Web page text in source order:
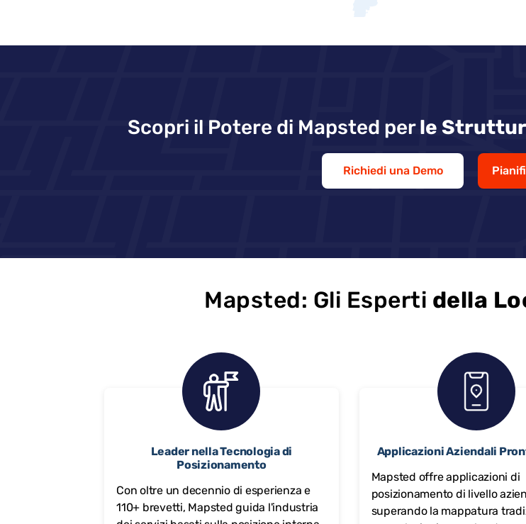
Scopri il Potere di Mapsted per le
Richiedi una Demo
Mapsted: Gli Esperti della
Leader nella Tecnologia di
Posizionamento
Con oltre un decennio di esperienza e
110+ brevetti, Mapsted guida l'industria
Applicazioni Aziendali
Mapsted offre applicazioni di
posizionamento di livello
superando la mappatura